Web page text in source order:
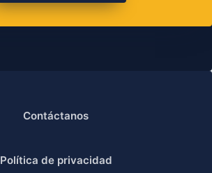
Contáctanos
Política de privacidad